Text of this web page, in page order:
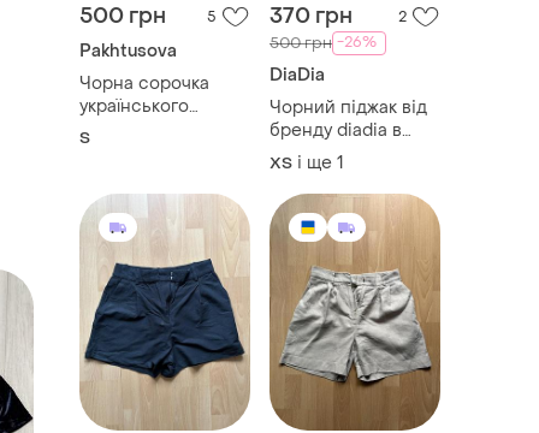
500 грн 5
Pakhtusova
Чорна сорочка
українського
бренду pakhutusova
S
370 грн 2
500 грн -26%
DiaDia
Чорний піджак від
бренду diadia в
розмірі xs-s
ХS і ще 1